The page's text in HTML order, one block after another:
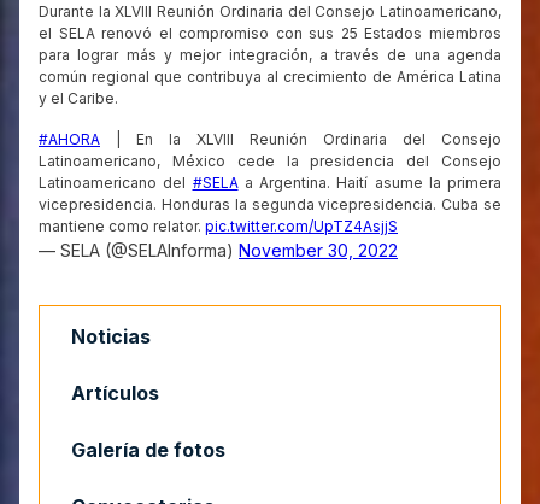
Durante la XLVIII Reunión Ordinaria del Consejo Latinoamericano,
el SELA renovó el compromiso con sus 25 Estados miembros
para lograr más y mejor integración, a través de una agenda
común regional que contribuya al crecimiento de América Latina
y el Caribe.
#AHORA | En la XLVIII Reunión Ordinaria del Consejo
Latinoamericano, México cede la presidencia del Consejo
Latinoamericano del #SELAa Argentina. Haití asume la primera
vicepresidencia. Honduras la segunda vicepresidencia. Cuba se
mantiene como relator. pic.twitter.com/UpTZ4AsjjS
— SELA (@SELAInforma) November 30, 2022
Noticias
Artículos
Galería de fotos